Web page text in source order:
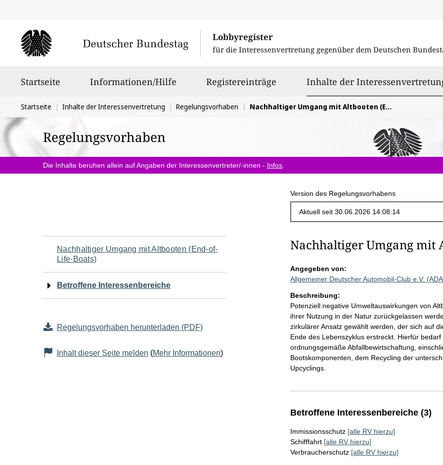
Lobbyregister
für die Interessenvertretung gegenüber dem Deutschen
Startseite Informationen/Hilfe Registereinträge Inhalte der
Sie
befinden
sich
hier:
Startseite Inhalte der Interessenvertretung Regelungsvorhaben Nachhaltiger Umgang mit Altbooten (End-of-Life-Boats)
Regelungsvorhaben
Die Inhalte beruhen allein auf Angaben der Interessenvertreter/-innen - Infos
Version des Regelungsvorhabens
Navigation
für
den
Seiteninhalt
Nachhaltiger Umgang mit Altbooten (End-of-
Life-Boats)
Betroffene Interessenbereiche
Regelungsvorhaben herunterladen (PDF)
Inhalt dieser Seite melden (Mehr Informationen)
Nachhaltiger Umgang mit
Angegeben von:
Allgemeiner Deutscher Automobil-Club e.V.
Beschreibung:
Potenziell negative Umweltauswirkungen von
ihrer Nutzung in der Natur zurückgelassen
zirkulärer Ansatz gewählt werden, der sich auf
Ende des Lebenszyklus erstreckt. Hierfür
ordnungsgemäße Abfallbewirtschaftung,
Bootskomponenten, dem Recycling der
Upcyclings.
Betroffene Interessenbereiche (3)
Immissionsschutz [alle RV hierzu]
Schifffahrt [alle RV hierzu]
Verbraucherschutz [alle RV hierzu]